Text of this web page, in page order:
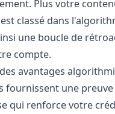
Plus votre
classé dans
une boucle de
compte.
avantages
fournissent une preuve
qui renforce votre